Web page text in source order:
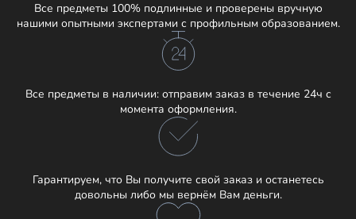
Все предметы 100% подлинные и проверены вручную
нашими опытными экспертами с профильным образованием.
Все предметы в наличии: отправим заказ в течение 24ч с
момента оформления.
Гарантируем, что Вы получите свой заказ и останетесь
довольны либо мы вернём Вам деньги.